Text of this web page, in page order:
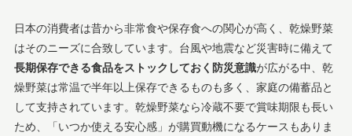
日本の消費者は昔から非常食や保存食への関心が高く、乾燥野菜
はそのニーズに合致しています。台風や地震など災害時に備えて
長期保存できる食品をストックしておく防災意識が広がる中、乾
燥野菜は常温で半年以上保存できるものも多く、家庭の備蓄品と
して支持されています​。乾燥野菜なら冷蔵不要で賞味期限も長い
ため、「いつか使える安心感」が購買動機になるケースもありま